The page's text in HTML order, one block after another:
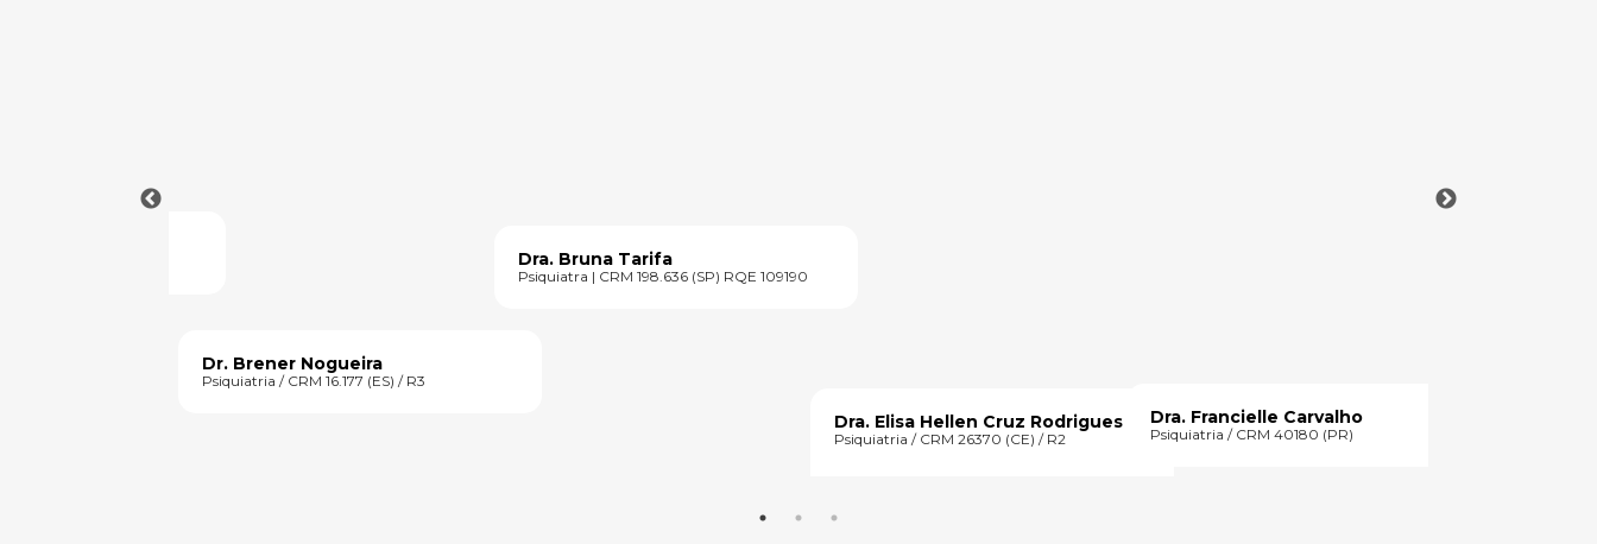
Dr. Brener Nogueira
Psiquiatria / CRM 16.177 (ES) / R3
Dra. Bruna Tarifa
Psiquiatra | CRM 198.636 (SP) RQE 109190
Dra. Elisa Hellen Cruz Rodrigues
Psiquiatria / CRM 26370 (CE) / R2
Dra. Francielle Carvalho
Psiquiatria / CRM 40180 (PR)